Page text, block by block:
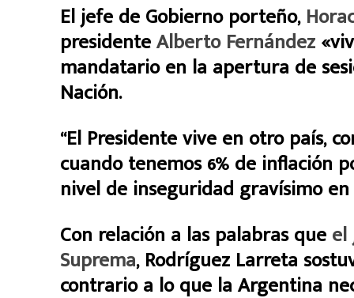
El jefe de Gobierno porteño,
presidenteAlberto Fernández
mandatario en la apertura de
Nación.
“El Presidente vive en otro país,
cuando tenemos 6% de inflación
nivel de inseguridad gravísimo
Con relación a las palabras queel
Suprema, Rodríguez Larreta
contrario a lo que la Argentina